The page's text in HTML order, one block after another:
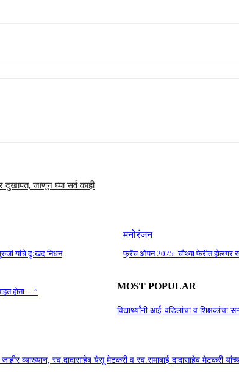
दुखापत, जाणून घ्या सर्व काही
यांचे दुःखद निधन
मनोरंजन
फ्रेंच ओपन 2025: चौथ्या फेरीत होलगर
होता …”
MOST POPULAR
विद्यार्थ्यांनी आई-वडिलांचा व
व्याख्यान, स्व.दादासाहेब येसू मेटकरी व स्व.समाबाई दादासाहेब मेटकरी